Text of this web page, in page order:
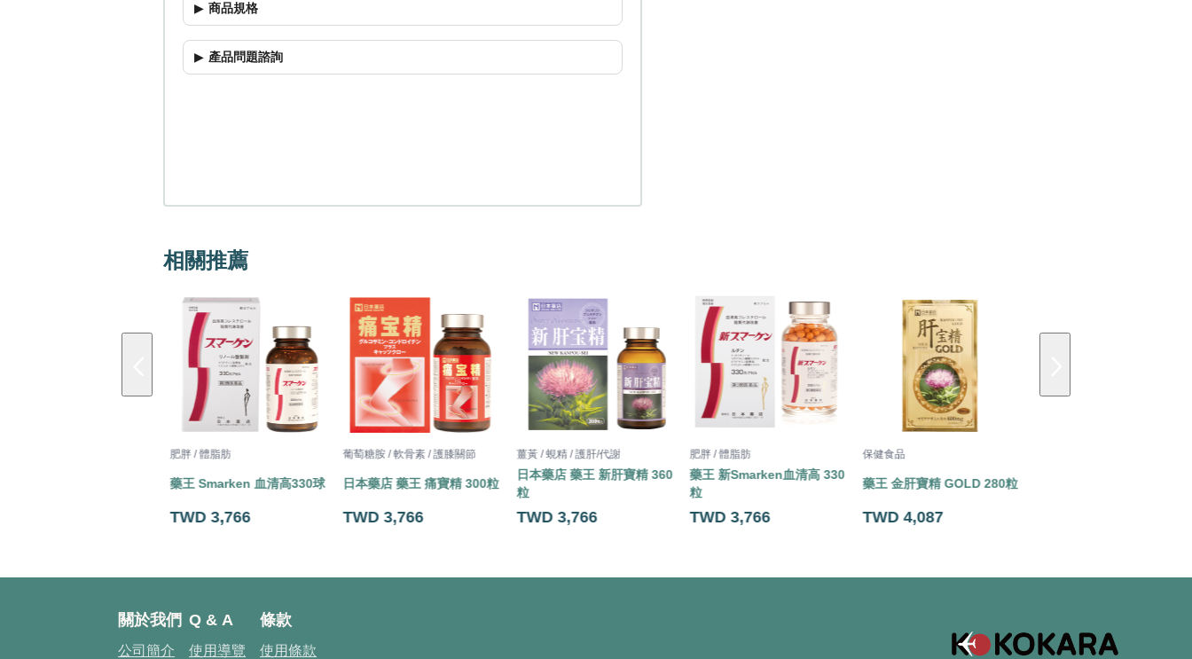
商品規格
產品問題諮詢
相關推薦
肥胖 / 體脂肪
藥王 Smarken 血清高330球
TWD 3,766
葡萄糖胺 / 軟骨素 / 護膝關節
日本藥店 藥王 痛寶精 300粒
TWD 3,766
薑黃 / 蜆精 / 護肝/代謝
日本藥店 藥王 新肝寶精 360
粒
TWD 3,766
肥胖 / 體脂肪
藥王 新Smarken血清高 330
粒
TWD 3,766
保健食品
藥王 金肝寶精 GOLD 280粒
TWD 4,087
關於我們
公司簡介
Q & A
使用導覽
條款
使用條款